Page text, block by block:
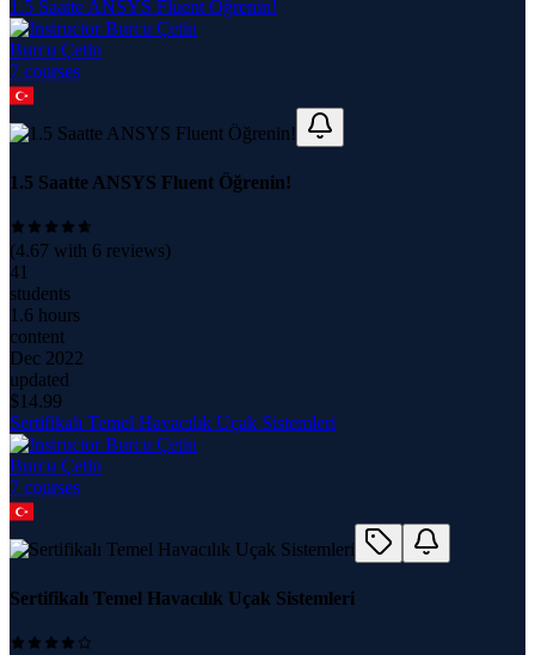
1.5 Saatte ANSYS Fluent Öğrenin!
Burcu Çetin
7 courses
1.5 Saatte ANSYS Fluent Öğrenin!
(4.67 with 6 reviews)
41
students
1.6 hours
content
Dec 2022
updated
$14.99
Sertifikalı Temel Havacılık Uçak Sistemleri
Burcu Çetin
7 courses
Sertifikalı Temel Havacılık Uçak Sistemleri